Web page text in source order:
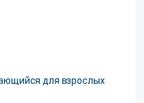
для взрослых